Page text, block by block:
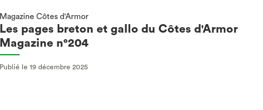
Magazine Côtes d'Armor
Les pages breton et gallo du Côtes d'Armor
Magazine n°204
Publié le 19 décembre 2025